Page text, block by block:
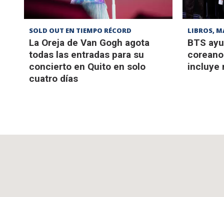
SOLD OUT EN TIEMPO RÉCORD
La Oreja de Van Gogh agota
todas las entradas para su
concierto en Quito en solo
cuatro días
LIBROS,
BTS
incluye